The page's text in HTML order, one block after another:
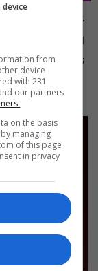
علناً
م٥ - الحلقة ٨ | الموسم ٥15:30 | 2026-08-06
from
device
with 231
our partners
on the basis
managing
of this page
in privacy